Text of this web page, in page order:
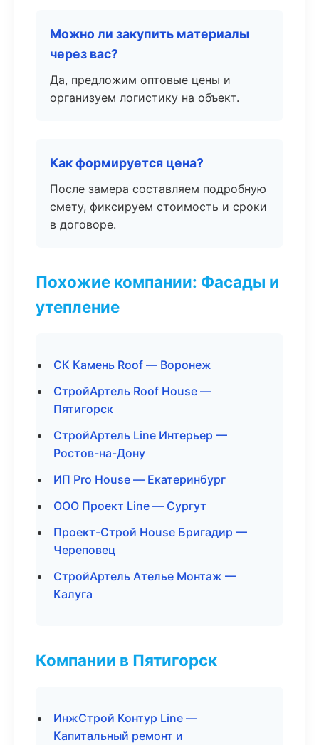
Можно ли закупить материалы
через вас?
Да, предложим оптовые цены и
организуем логистику на объект.
Как формируется цена?
После замера составляем подробную
смету, фиксируем стоимость и сроки
в договоре.
Похожие компании: Фасады и
утепление
СК Камень Roof — Воронеж
СтройАртель Roof House —
Пятигорск
СтройАртель Line Интерьер —
Ростов-на-Дону
ИП Pro House — Екатеринбург
ООО Проект Line — Сургут
Проект-Строй House Бригадир —
Череповец
СтройАртель Ателье Монтаж —
Калуга
Компании в Пятигорск
ИнжСтрой Контур Line —
Капитальный ремонт и